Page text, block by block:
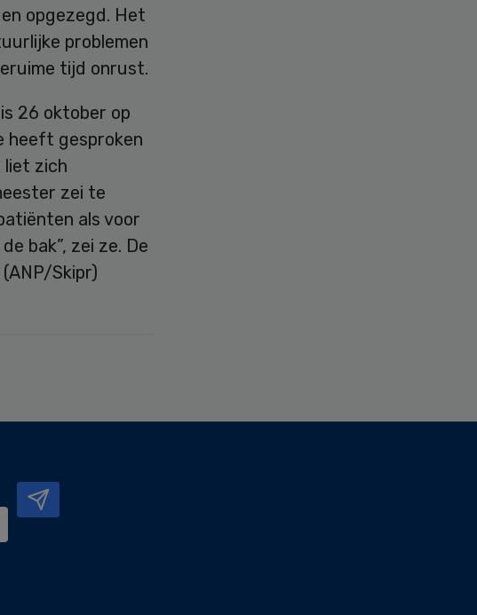
opgezegd. Het
problemen
tijd onrust.
26 oktober op
heeft gesproken
liet zich
zei te
als voor
bak”, zei ze. De
Skipr)